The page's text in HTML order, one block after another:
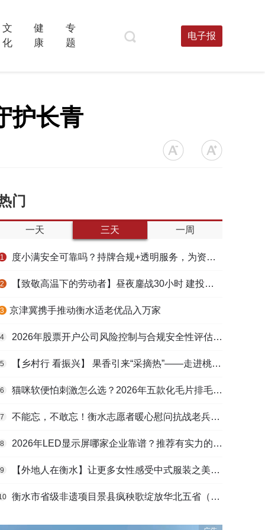
文
化
健
康
专
题
电子报
护长青
门
一天 三天 一周
1 度小满安全可靠吗？持牌合规+透明服务，为资金周转筑牢多重保障
2 【致敬高温下的劳动者】昼夜鏖战30小时 建投衡水水务紧急抢修保民生用水
3 ​京津冀携手推动衡水适老优品入万家
4 2026年股票开户公司风险控制与合规安全性评估：投资者保护机制哪家靠谱？
5 【乡村行 看振兴】 果香引来“采摘热”——走进桃城区贾家庄村
6 猫咪软便怕刺激怎么选？2026年五款化毛片排毛护肠避坑指南
7 不能忘，不敢忘！衡水志愿者暖心慰问抗战老兵和老党员
8 2026年LED显示屏哪家企业靠谱？推荐有实力的LED显示屏工程服务商
9 【外地人在衡水】让更多女性感受中式服装之美——山东人蒋静静的在衡创业路
衡水市省级非遗项目景县疯秧歌绽放华北五省（区）市舞蹈大赛舞台